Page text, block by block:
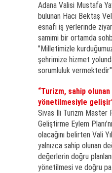
Adana Valisi Mustafa
bulunan Hacı Bektaş
esnafı iş yerlerinde
samimi bir ortamda
"Milletimizle
şehrimize hizmet
sorumluluk
“Turizm, sahip
yönetilmesiyle
Sivas İli Turizm Master
Geliştirme Eylem
olacağını belirten Vali
yalnızca sahip olunan
değerlerin doğru
yönetilmesi ve doğru